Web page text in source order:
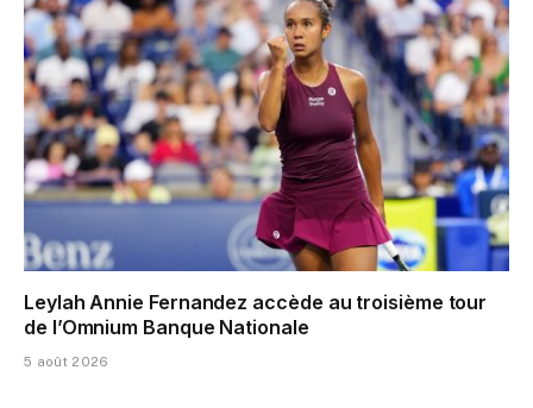
Leylah Annie Fernandez accède au troisième tour
de l’Omnium Banque Nationale
5 août 2026